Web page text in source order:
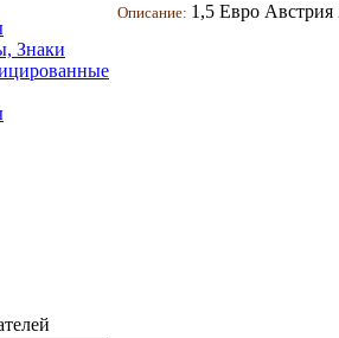
Знаки
Описание: 1,5 Евро